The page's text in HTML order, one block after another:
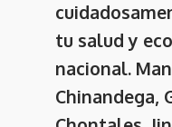
tu salud y
nacional.
Chinandega,